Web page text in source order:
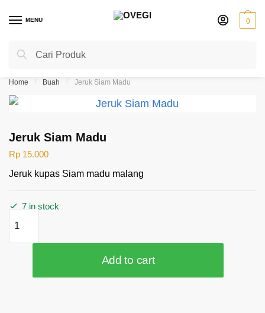
MENU
Search
Search
0
Home / Buah / Jeruk Siam Madu
Jeruk Siam Madu
Rp 15.000
Jeruk kupas Siam madu malang
7 in stock
Siam
Madu
Add to cart